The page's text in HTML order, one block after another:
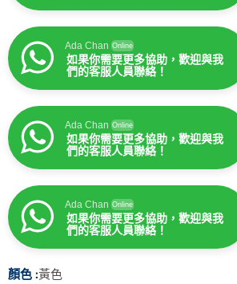
Ada Chan Online
如果你需要更多協助，歡迎與我
們的客服人員聯絡！
Ada Chan Online
如果你需要更多協助，歡迎與我
們的客服人員聯絡！
Ada Chan Online
如果你需要更多協助，歡迎與我
們的客服人員聯絡！
顏色 :黃色